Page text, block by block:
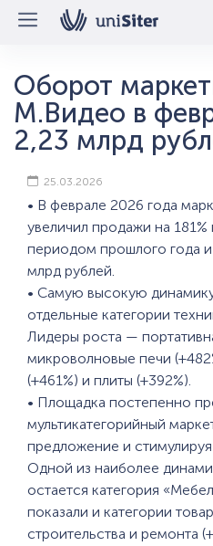
Оборот
М.Видео в
2,23 млрд
25.03.2026
• В феврале 2026 года
увеличил продажи на
периодом прошлого года
млрд рублей.
• Самую высокую
отдельные категории
Лидеры роста —
микроволновые печи
(+461%) и плиты (+392%).
• Площадка постепенно
мультикатегорийный
предложение и
Одной из наиболее
остается категория
показали и категории
строительства и ремонта